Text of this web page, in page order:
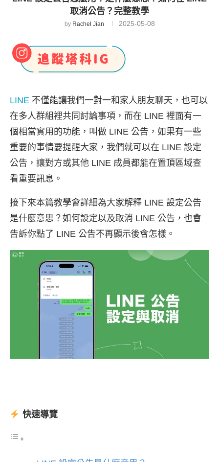
取消公告？完整教學
by Rachel Jian 2025-05-08
LINE 不僅能讓我們一對一和家人朋友聊天，也可以
在多人群組裡共同討論事項，而在 LINE 裡面有一
個相當實用的功能，叫做 LINE 公告，如果有一些
重要的事情要提醒大家，我們就可以在 LINE 設定
公告，讓對方或其他 LINE 成員都能在置頂區域查
看重要訊息。
接下來本篇教學會詳細為大家解釋 LINE 設定公告
是什麼意思？如何設定以及取消 LINE 公告，也會
告訴你點了 LINE 公告不再顯示後會怎樣。
快速導覽